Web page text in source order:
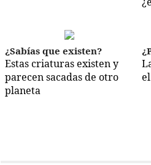
¿Sabías que existen?
Estas criaturas existen y
parecen sacadas de otro
planeta